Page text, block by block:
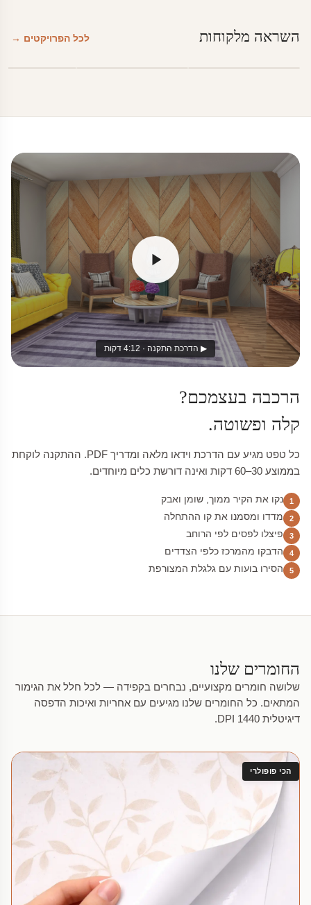
השראה מלקוחות לכל הפרויקטים →
▶ הדרכת התקנה · 4:12 דקות
הרכבה בעצמכם?
קלה ופשוטה.
כל טפט מגיע עם הדרכת וידאו מלאה ומדריך PDF. ההתקנה לוקחת
בממוצע 30–60 דקות ואינה דורשת כלים מיוחדים.
1 נקו את הקיר ממוך, שומן ואבק
2 מדדו ומסמנו את קו ההתחלה
3 פיצלו לפסים לפי הרוחב
4 הדבקו מהמרכז כלפי הצדדים
5 הסירו בועות עם גלגלת המצורפת
החומרים שלנו
שלושה חומרים מקצועיים, נבחרים בקפידה — לכל חלל את הגימור
המתאים. כל החומרים שלנו מגיעים עם אחריות ואיכות הדפסה
דיגיטלית 1440 DPI.
הכי פופולרי